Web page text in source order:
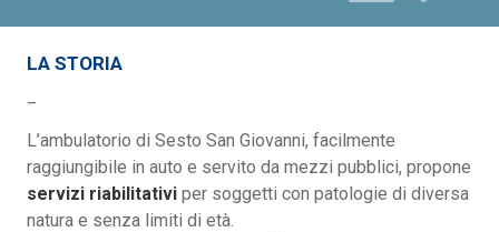
LA STORIA
L’ambulatorio di Sesto San Giovanni, facilmente
raggiungibile in auto e servito da mezzi pubblici, propone
servizi riabilitativi per soggetti con patologie di diversa
natura e senza limiti di età.